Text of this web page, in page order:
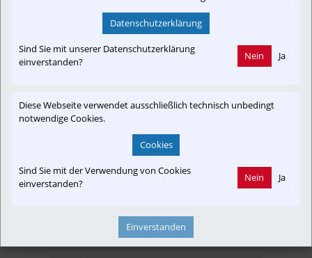
Newslink: Klicken Sie hier um auf den externen Artikel von
Barrierefrei
Datenschutzerklärung
Sind Sie mit unserer Datenschutzerklärung
einverstanden?
Nein Ja
Diese Webseite verwendet ausschließlich technisch unbedingt
notwendige Cookies.
Cookies
Sind Sie mit der Verwendung von Cookies
einverstanden?
Nein Ja
Einverstanden